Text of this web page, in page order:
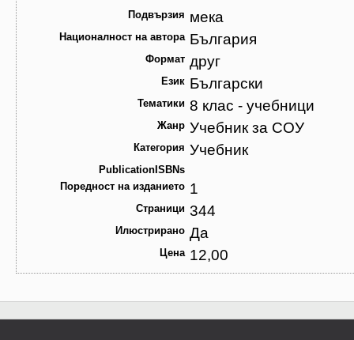
Подвързия мека
Националност на автора България
Формат друг
Език Български
Тематики 8 клас - учебници
Жанр Учебник за СОУ
Категория Учебник
PublicationISBNs
Поредност на изданието 1
Страници 344
Илюстрирано Да
Цена 12,00